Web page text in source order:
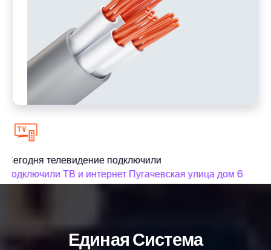
Сегодня телевидение подключили
подключили ТВ и интернет Пугачевская улица дом 6
Единая Система